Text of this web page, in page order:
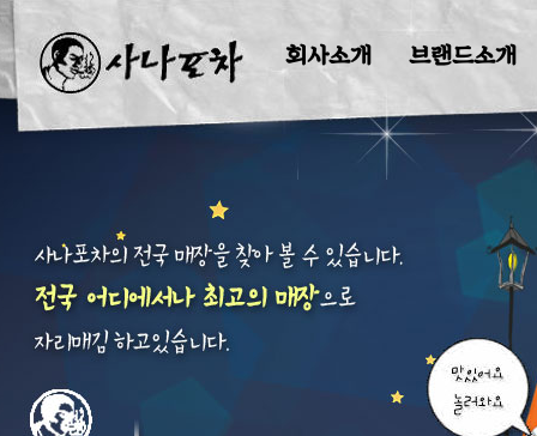
회사소개 브랜드소개 창